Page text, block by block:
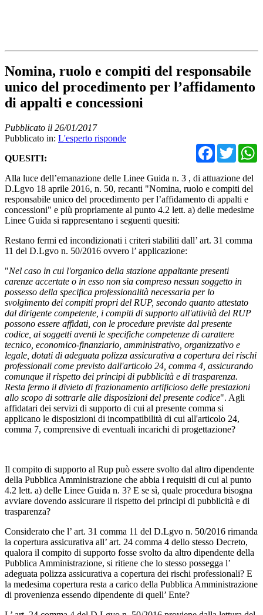
Nomina, ruolo e compiti del responsabile
unico del procedimento per l’affidamento
di appalti e concessioni
Pubblicato il 26/01/2017
Pubblicato in: L'esperto risponde
QUESITI:
Alla luce dell’emanazione delle Linee Guida n. 3 , di attuazione del
D.Lgvo 18 aprile 2016, n. 50, recanti "Nomina, ruolo e compiti del
responsabile unico del procedimento per l’affidamento di appalti e
concessioni" e più propriamente al punto 4.2 lett. a) delle medesime
Linee Guida si rappresentano i seguenti quesiti:
Restano fermi ed incondizionati i criteri stabiliti dall’ art. 31 comma
11 del D.Lgvo n. 50/2016 ovvero l’ applicazione:
"Nel caso in cui l'organico della stazione appaltante presenti
carenze accertate o in esso non sia compreso nessun soggetto in
possesso della specifica professionalità necessaria per lo
svolgimento dei compiti propri del RUP, secondo quanto attestato
dal dirigente competente, i compiti di supporto all'attività del RUP
possono essere affidati, con le procedure previste dal presente
codice, ai soggetti aventi le specifiche competenze di carattere
tecnico, economico-finanziario, amministrativo, organizzativo e
legale, dotati di adeguata polizza assicurativa a copertura dei rischi
professionali come previsto dall'articolo 24, comma 4, assicurando
comunque il rispetto dei principi di pubblicità e di trasparenza.
Resta fermo il divieto di frazionamento artificioso delle prestazioni
allo scopo di sottrarle alle disposizioni del presente codice". Agli
affidatari dei servizi di supporto di cui al presente comma si
applicano le disposizioni di incompatibilità di cui all'articolo 24,
comma 7, comprensive di eventuali incarichi di progettazione?
Il compito di supporto al Rup può essere svolto dal altro dipendente
della Pubblica Amministrazione che abbia i requisiti di cui al punto
4.2 lett. a) delle Linee Guida n. 3? E se sì, quale procedura bisogna
avviare dovendo assicurare il rispetto dei principi di pubblicità e di
trasparenza?
Considerato che l’ art. 31 comma 11 del D.Lgvo n. 50/2016 rimanda
la copertura assicurativa all’ art. 24 comma 4 dello stesso Decreto,
qualora il compito di supporto fosse svolto da altro dipendente della
Pubblica Amministrazione, si ritiene che lo stesso possegga l’
adeguata polizza assicurativa a copertura dei rischi professionali? E
la medesima copertura resta a carico della Pubblica Amministrazione
di provenienza essendo dipendente di quell’ Ente?